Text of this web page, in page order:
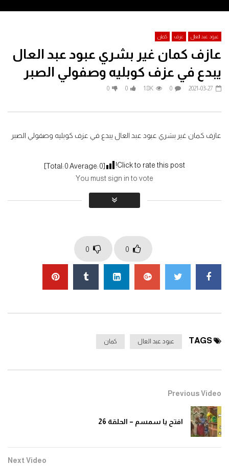
Watch Later 05:06
مقطوعة شيراز الرائعة لعازف الكمان
المبدع جهاد عقل
0
1.8K
0
0
مجدي الحسيني ( عزف )
0
1.7K
0
0
عبود عبد العال عزف كمان
عازف كمان غير بشري عبود عبد العال
يبدع في عزف كوبليه وصفولي الصبر
2021-03-27
0
1.8K
0
0
عازف كمان غير بشري عبود عبد العال يبدع في عزف كوبليه وصفولي الصبر
Click to rate this post!
[Total:
0Average:0
]
You must sign in to vote
0
0
TAGS عبود عبد العال كمان
Previous Video
افتح يا سمسم – الحلقة 26
Next Video